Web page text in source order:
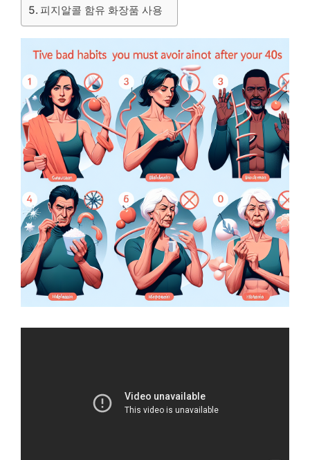
피지알콜 함유 화장품 사용